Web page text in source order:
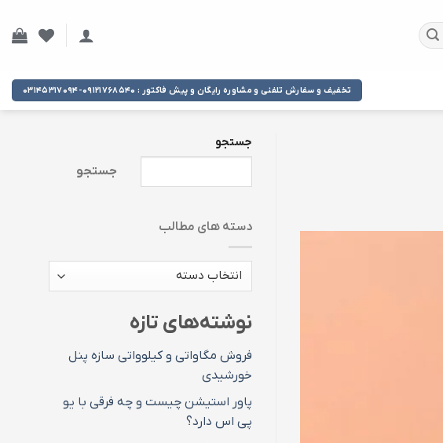
تخفیف و سفارش تلفنی و مشاوره رایگان و پیش فاکتور : ۰۹۱۲۱۷۶۸۵۴۰-۰۳۱۴۵۳۱۷۰۹۴
جستجو
جستجو
دسته های مطالب
دسته
های
نوشته‌های تازه
فروش مگاواتی و کیلوواتی سازه پنل
خورشیدی
پاور استیشن چیست و چه فرقی با یو
پی اس دارد؟